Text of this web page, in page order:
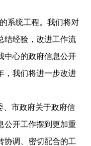
系统工程。我们将对
结经验，改进工作流
中心的政府信息公开
，我们将进一步改进
、市政府关于政府信
公开工作摆到更加重
协调、密切配合的工